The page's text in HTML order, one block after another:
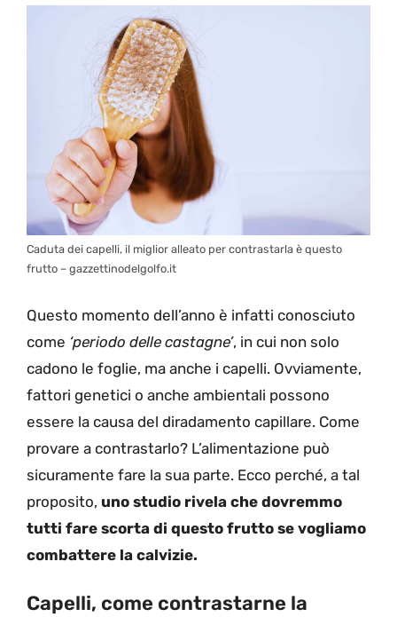
Caduta dei capelli, il miglior alleato per contrastarla è questo
frutto – gazzettinodelgolfo.it
Questo momento dell’anno è infatti conosciuto
come ‘periodo delle castagne’, in cui non solo
cadono le foglie, ma anche i capelli. Ovviamente,
fattori genetici o anche ambientali possono
essere la causa del diradamento capillare. Come
provare a contrastarlo? L’alimentazione può
sicuramente fare la sua parte. Ecco perché, a tal
proposito, uno studio rivela che dovremmo
tutti fare scorta di questo frutto se vogliamo
combattere la calvizie.
Capelli, come contrastarne la